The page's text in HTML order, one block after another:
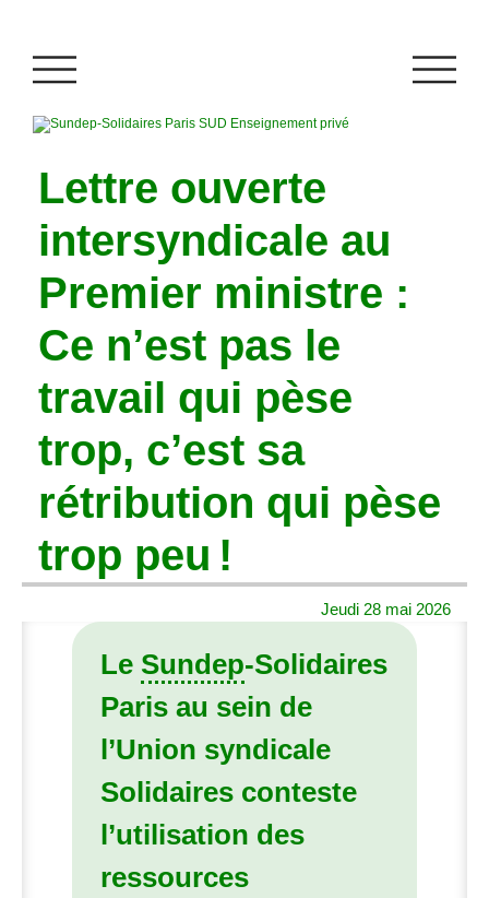
Lettre ouverte
intersyndicale au
Premier ministre :
Ce n’est pas le
travail qui pèse
trop, c’est sa
rétribution qui pèse
trop peu !
Jeudi 28 mai 2026
Le Sundep-Solidaires
Paris au sein de
l’Union syndicale
Solidaires conteste
l’utilisation des
ressources